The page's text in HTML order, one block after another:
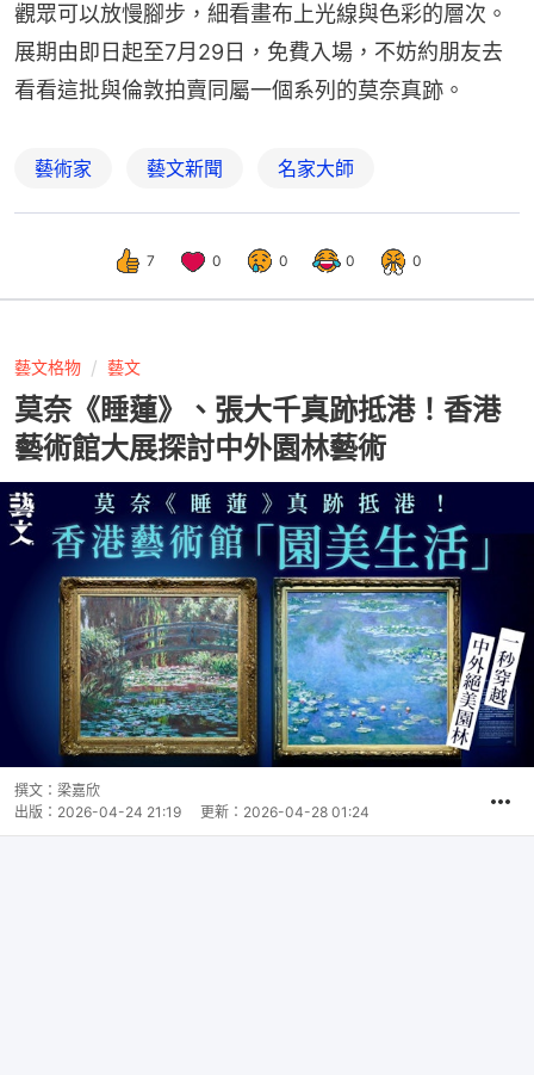
觀眾可以放慢腳步，細看畫布上光線與色彩的層次。
展期由即日起至7月29日，免費入場，不妨約朋友去
看看這批與倫敦拍賣同屬一個系列的莫奈真跡。
藝術家 藝文新聞 名家大師
7 0 0 0 0
藝文格物 藝文
莫奈《睡蓮》、張大千真跡抵港！香港
藝術館大展探討中外園林藝術
撰文： 梁嘉欣
出版： 2026-04-24 21:19 更新： 2026-04-28 01:24